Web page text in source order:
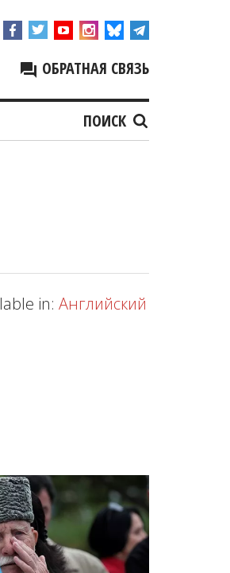
ОБРАТНАЯ СВЯЗЬ
ПОИСК
in: Английский